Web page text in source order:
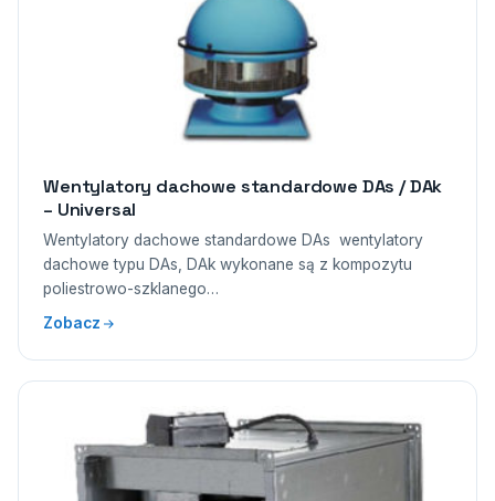
Wentylatory dachowe standardowe DAs / DAk
– Universal
Wentylatory dachowe standardowe DAs wentylatory
dachowe typu DAs, DAk wykonane są z kompozytu
poliestrowo-szklanego…
Zobacz